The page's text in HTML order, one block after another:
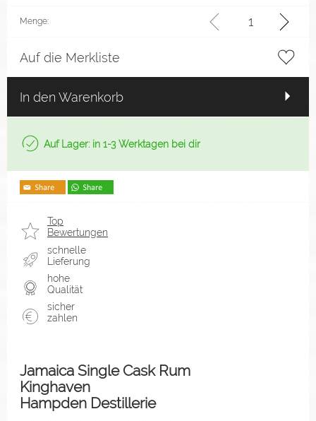
Menge:
Auf die Merkliste
In den Warenkorb
Auf Lager: in 1-3 Werktagen bei dir
Top
Bewertungen
schnelle
Lieferung
hohe
Qualität
sicher
zahlen
Jamaica Single Cask Rum
Kinghaven
Hampden Destillerie